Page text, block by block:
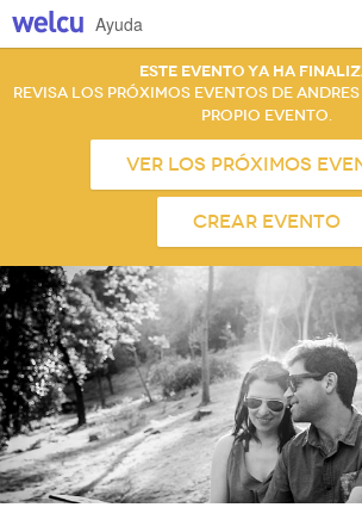
Ayuda
Este evento ya ha
Revisa los próximos eventos de
propio evento.
Ver los próximos
Crear evento